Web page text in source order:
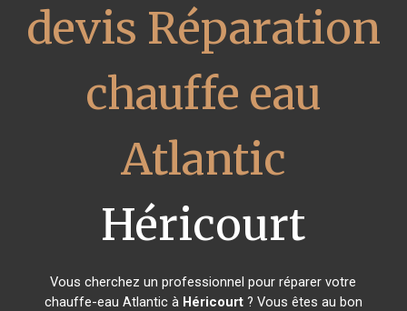
devis Réparation
chauffe eau
Atlantic
Héricourt
Vous cherchez un professionnel pour réparer votre
chauffe-eau Atlantic à Héricourt? Vous êtes au bon